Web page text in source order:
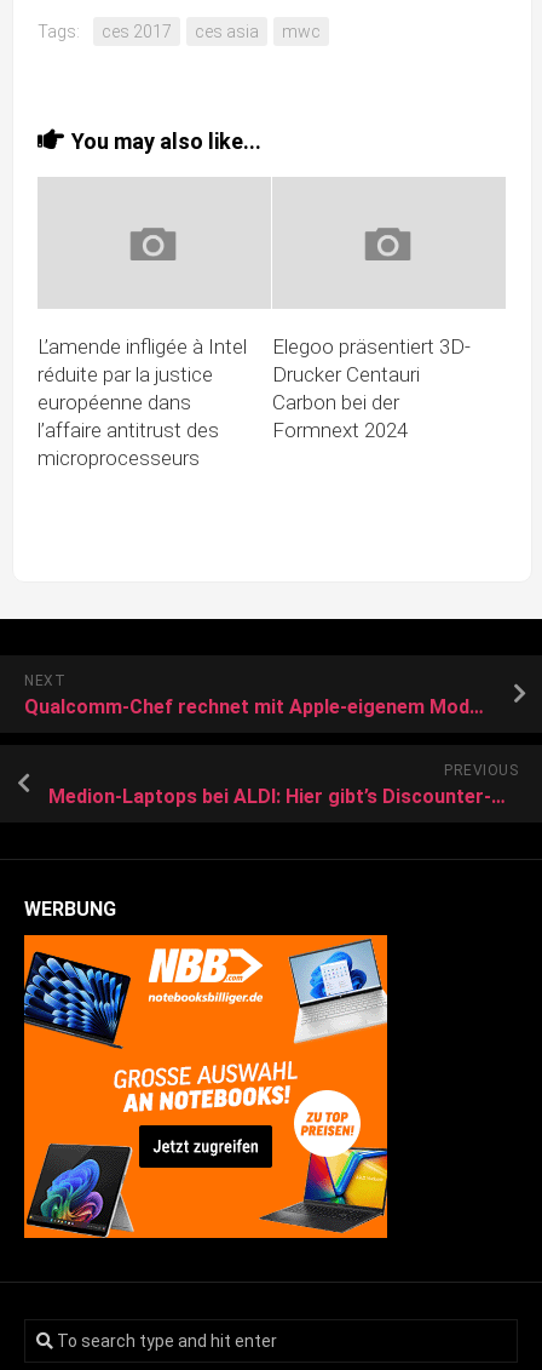
Tags: ces 2017 ces asia mwc
You may also like...
L’amende infligée à Intel
réduite par la justice
européenne dans
l’affaire antitrust des
microprocesseurs
Elegoo präsentiert 3D-
Drucker Centauri
Carbon bei der
Formnext 2024
NEXT
Qualcomm-Chef rechnet mit Apple-eigenem Modem im iPhone 16
PREVIOUS
Medion-Laptops bei ALDI: Hier gibt’s Discounter-Notebooks schon ab 299 Euro
WERBUNG